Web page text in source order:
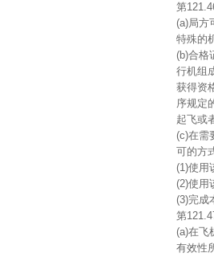
第
(a)局方
特殊的
(b)合格
行机组
获得资
序规定
起飞或
(c)在需
可的方
(1)使用
(2)使用
(3)完成
第
(a)在飞
有效性